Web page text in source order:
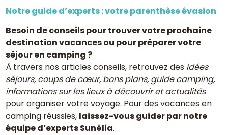
Notre guide d’experts : votre parenthèse évasion
Besoin de conseils pour trouver votre prochaine
destination vacances ou pour préparer votre
séjour en camping ?
À travers nos articles conseils, retrouvez des idées
séjours, coups de cœur, bons plans, guide camping,
informations sur les lieux à découvrir et actualités
pour organiser votre voyage. Pour des vacances en
camping réussies, laissez-vous guider par notre
équipe d’experts Sunêlia.